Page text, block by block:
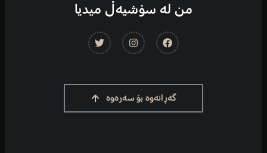
من لە سۆشیەڵ میدیا
گەڕانەوە بۆ سەرەوە